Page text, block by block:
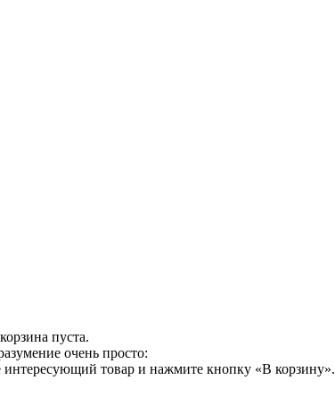
пуста.
очень просто:
интересующий товар и нажмите кнопку «В корзину».